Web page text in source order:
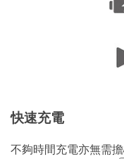
快速充電
不夠時間充電亦無需